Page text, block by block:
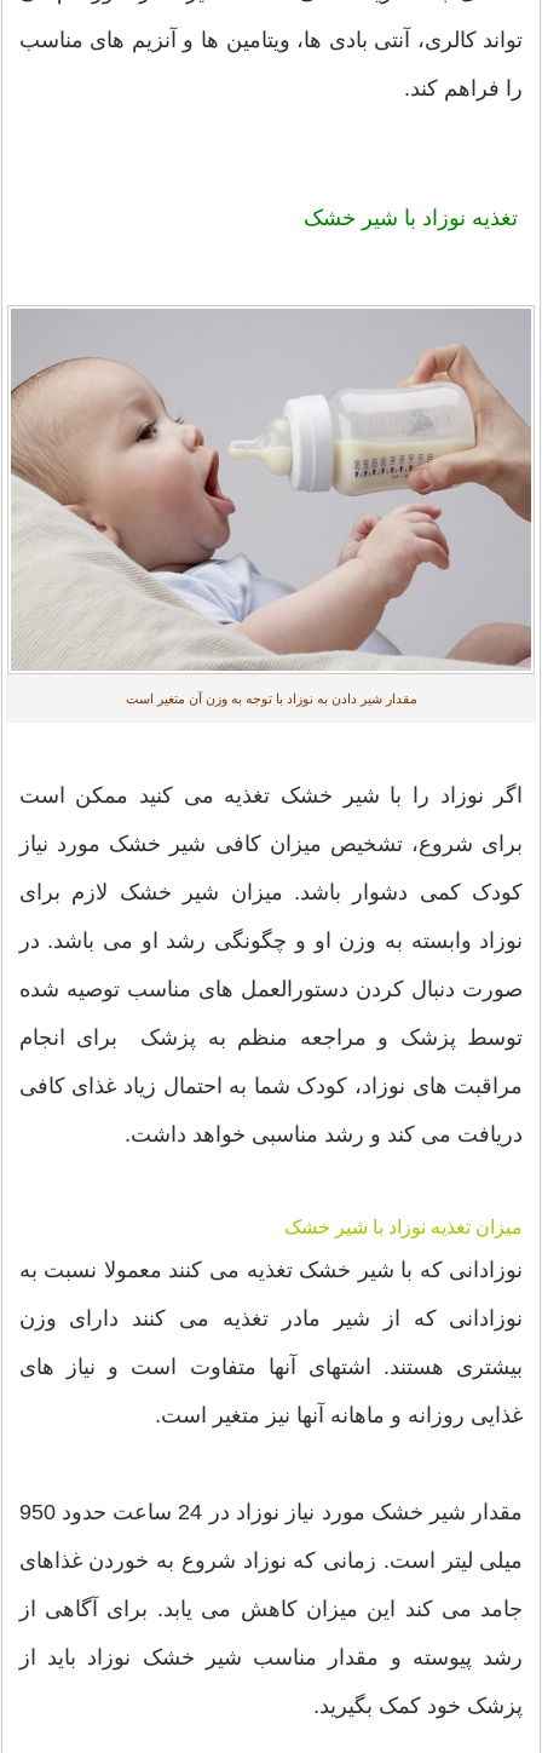
تواند کالری، آنتی بادی ها، ویتامین ها و آنزیم های مناسب
را فراهم کند.
تغذیه نوزاد با شیر خشک
مقدار شیر دادن به نوزاد با توجه به وزن آن متغیر است
اگر نوزاد را با شیر خشک تغذیه می کنید ممکن است
برای شروع، تشخیص میزان کافی شیر خشک مورد نیاز
کودک کمی دشوار باشد. میزان شیر خشک لازم برای
نوزاد وابسته به وزن او و چگونگی رشد او می باشد. در
صورت دنبال کردن دستورالعمل های مناسب توصیه شده
توسط پزشک و مراجعه منظم به پزشک برای انجام
مراقبت های نوزاد، کودک شما به احتمال زیاد غذای کافی
دریافت می کند و رشد مناسبی خواهد داشت.
میزان تغذیه نوزاد با شیر خشک
نوزادانی که با شیر خشک تغذیه می کنند معمولا نسبت به
نوزادانی که از شیر مادر تغذیه می کنند دارای وزن
بیشتری هستند. اشتهای آنها متفاوت است و نیاز های
غذایی روزانه و ماهانه آنها نیز متغیر است.
مقدار شیر خشک مورد نیاز نوزاد در 24 ساعت حدود 950
میلی لیتر است. زمانی که نوزاد شروع به خوردن غذاهای
جامد می کند این میزان کاهش می یابد. برای آگاهی از
رشد پیوسته و مقدار مناسب شیر خشک نوزاد باید از
پزشک خود کمک بگیرید.